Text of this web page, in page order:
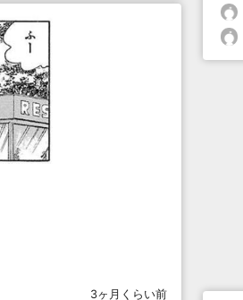
3ヶ月くらい前